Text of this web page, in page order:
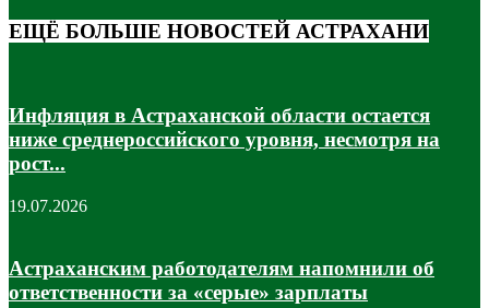
ЕЩЁ БОЛЬШЕ НОВОСТЕЙ АСТРАХАНИ
Инфляция в Астраханской области остается
ниже среднероссийского уровня, несмотря на
рост...
19.07.2026
Астраханским работодателям напомнили об
ответственности за «серые» зарплаты